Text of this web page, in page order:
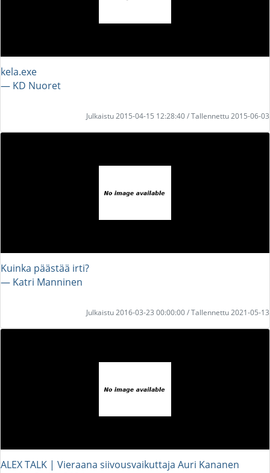
kela.exe
― KD Nuoret
Julkaistu 2015-04-15 12:28:40 / Tallennettu 2015-06-03
Kuinka päästää irti?
― Katri Manninen
Julkaistu 2016-03-23 00:00:00 / Tallennettu 2021-05-13
ALEX TALK | Vieraana siivousvaikuttaja Auri Kananen